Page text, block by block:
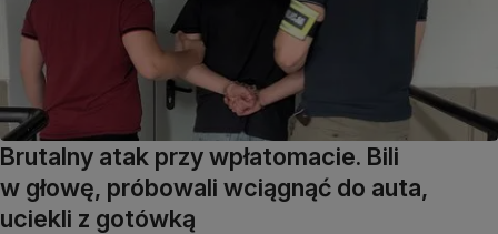
Brutalny atak przy wpłatomacie. Bili
w głowę, próbowali wciągnąć do auta,
uciekli z gotówką